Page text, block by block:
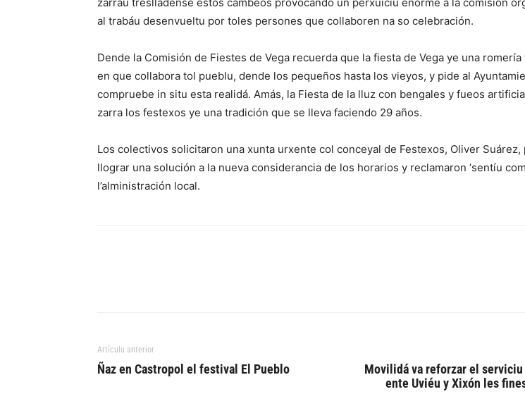
al trabáu desenvueltu por toles persones que collaboren na so celebración.
Dende la Comisión de Fiestes de Vega recuerda que la fiesta de Vega ye una
en que collabora tol pueblu, dende los pequeños hasta los vieyos, y pide al
compruebe in situ esta realidá. Amás, la Fiesta de la lluz con bengales y fueos
zarra los festexos ye una tradición que se lleva faciendo 29 años.
Los colectivos solicitaron una xunta urxente col conceyal de Festexos, Oliver Suárez,
llograr una solución a la nueva considerancia de los horarios y reclamaron ‘sentíu
l’alministración local.
Artículu anterior
Ñaz en Castropol el festival El Pueblo
Movilidá va reforzar el serviciu
ente Uviéu y Xixón les